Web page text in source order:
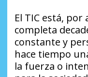
El TIC está,
completa
constante y
hace tiempo
la fuerza o